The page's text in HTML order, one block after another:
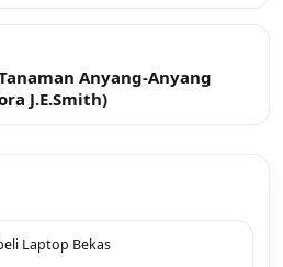
Anyang-Anyang
J.E.Smith)
Laptop Bekas